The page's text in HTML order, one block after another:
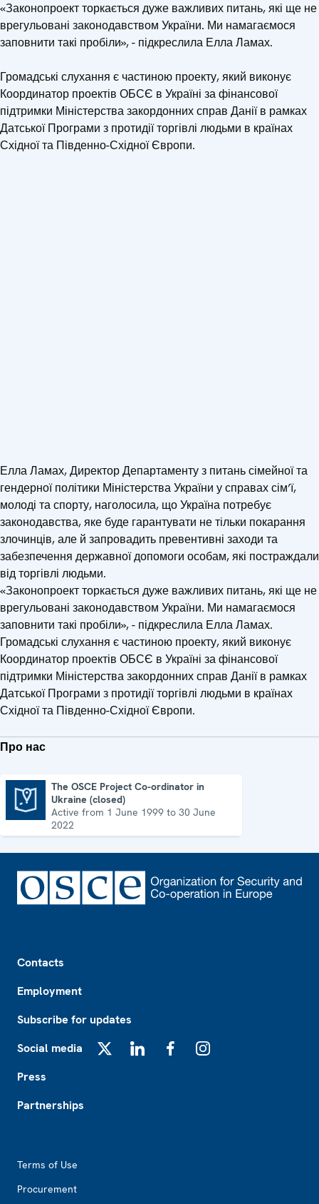
«Законопроект торкається дуже важливих питань, які ще не
врегульовані законодавством України. Ми намагаємося
заповнити такі пробіли», - підкреслила Елла Ламах.
Громадські слухання є частиною проекту, який виконує
Координатор проектів ОБСЄ в Україні за фінансової
підтримки Міністерства закордонних справ Данії в рамках
Датської Програми з протидії торгівлі людьми в країнах
Східної та Південно-Східної Європи.
Елла Ламах, Директор Департаменту з питань сімейної та
гендерної політики Міністерства України у справах сім’ї,
молоді та спорту, наголосила, що Україна потребує
законодавства, яке буде гарантувати не тільки покарання
злочинців, але й запровадить превентивні заходи та
забезпечення державної допомоги особам, які постраждали
від торгівлі людьми.
«Законопроект торкається дуже важливих питань, які ще не
врегульовані законодавством України. Ми намагаємося
заповнити такі пробіли», - підкреслила Елла Ламах.
Громадські слухання є частиною проекту, який виконує
Координатор проектів ОБСЄ в Україні за фінансової
підтримки Міністерства закордонних справ Данії в рамках
Датської Програми з протидії торгівлі людьми в країнах
Східної та Південно-Східної Європи.
Про нас
The OSCE Project Co-ordinator in
Ukraine (closed)
Active from 1 June 1999 to 30 June
2022
Contacts
Employment
Subscribe for updates
Social media
Press
Partnerships
Terms of Use
Procurement